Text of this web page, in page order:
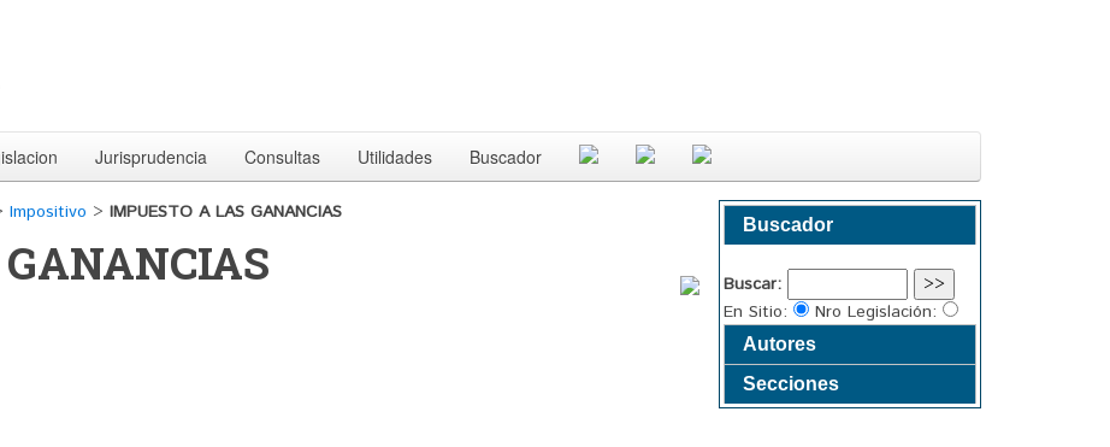
Jurisprudencia Consultas Utilidades Buscador
Impositivo > IMPUESTO A LAS GANANCIAS
Buscador
Buscar:
En Sitio:
Nro Legislación:
Autores
Secciones